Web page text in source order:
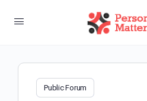
Public Forum